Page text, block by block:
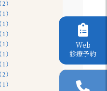
）
）
）
）
）
）
）
）
）
Web
診療予約